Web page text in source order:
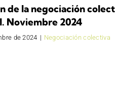
de la negociación
Noviembre 2024
de 2024 | Negociación colectiva